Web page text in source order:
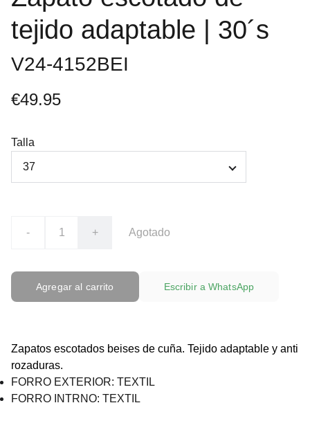
tejido adaptable | 30´s
V24-4152BEI
€49.95
Talla
- + Agotado
Agregar al carrito Escribir a WhatsApp
Zapatos escotados beises de cuña. Tejido adaptable y anti
rozaduras.
FORRO EXTERIOR: TEXTIL
FORRO INTRNO: TEXTIL